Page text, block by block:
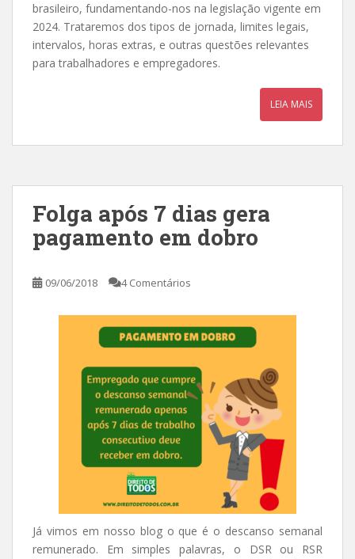
brasileiro, fundamentando-nos na legislação vigente em
2024. Trataremos dos tipos de jornada, limites legais,
intervalos, horas extras, e outras questões relevantes
para trabalhadores e empregadores.
LEIA MAIS
Folga após 7 dias gera
pagamento em dobro
09/06/2018 4 Comentários
Já vimos em nosso blog o que é o descanso semanal
remunerado. Em simples palavras, o DSR ou RSR